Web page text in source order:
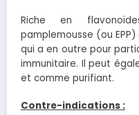
Riche en
pamplemousse (ou
qui a en outre pour
immunitaire. Il peut
et comme purifiant.
Contre-indications :